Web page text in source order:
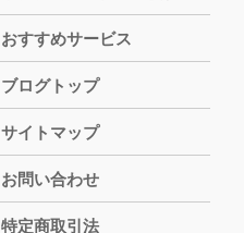
おすすめサービス
ブログトップ
サイトマップ
お問い合わせ
特定商取引法